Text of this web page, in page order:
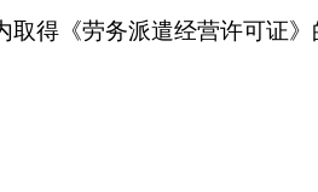
取得《劳务派遣经营许可证